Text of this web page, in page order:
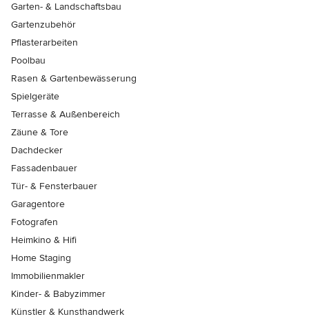
Garten- & Landschaftsbau
Gartenzubehör
Pflasterarbeiten
Poolbau
Rasen & Gartenbewässerung
Spielgeräte
Terrasse & Außenbereich
Zäune & Tore
Dachdecker
Fassadenbauer
Tür- & Fensterbauer
Garagentore
Fotografen
Heimkino & Hifi
Home Staging
Immobilienmakler
Kinder- & Babyzimmer
Künstler & Kunsthandwerk